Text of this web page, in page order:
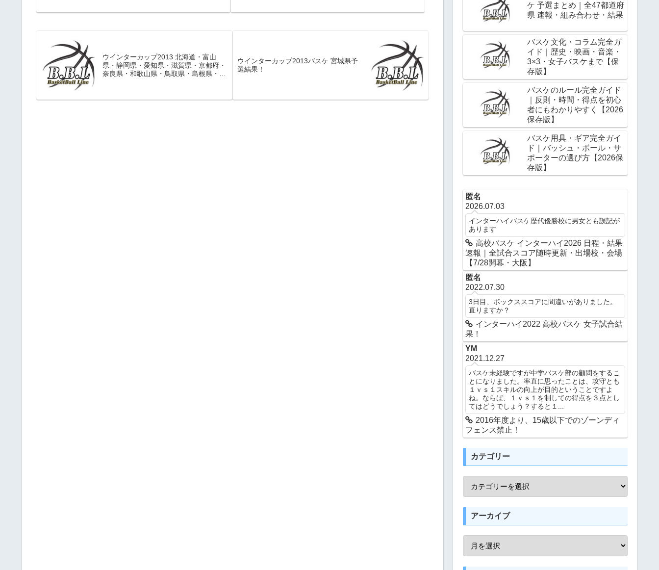
ウインターカップ2013 北海道・富山
県・静岡県・愛知県・滋賀県・京都府・
奈良県・和歌山県・鳥取県・島根県・岡
ウインターカップ2013バスケ 宮城県予
選結果！
ケ 予選まとめ｜全47都道府
県 速報・組み合わせ・結果
バスケ文化・コラム完全ガ
イド｜歴史・映画・音楽・
3×3・女子バスケまで【保
存版】
バスケのルール完全ガイド
｜反則・時間・得点を初心
者にもわかりやすく【2026
保存版】
バスケ用具・ギア完全ガイ
ド｜バッシュ・ボール・サ
ポーターの選び方【2026保
存版】
匿名
2026.07.03
インターハイバスケ歴代優勝校に男女とも誤記が
あります
高校バスケ インターハイ2026 日程・結果
速報｜全試合スコア随時更新・出場校・会場
【7/28開幕・大阪】
匿名
2022.07.30
3日目、ボックススコアに間違いがありました。
直りますか？
インターハイ2022 高校バスケ 女子試合結
果！
YM
2021.12.27
バスケ未経験ですが中学バスケ部の顧問をするこ
とになりました。率直に思ったことは、攻守とも
１ｖｓ１スキルの向上が目的ということですよ
ね。ならば、１ｖｓ１を制しての得点を３点とし
てはどうでしょう？すると１...
2016年度より、15歳以下でのゾーンディ
フェンス禁止！
カテゴリー
アーカイブ